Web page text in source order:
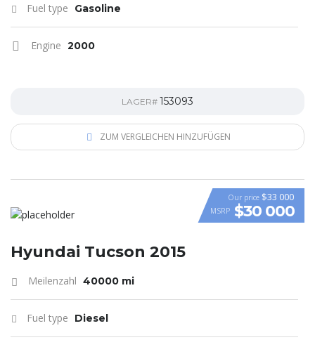
Fuel type Gasoline
Engine 2000
LAGER# 153093
ZUM VERGLEICHEN HINZUFÜGEN
VIDEO
Our price $33 000
MSRP $30 000
Hyundai Tucson 2015
Meilenzahl 40000 mi
Fuel type Diesel